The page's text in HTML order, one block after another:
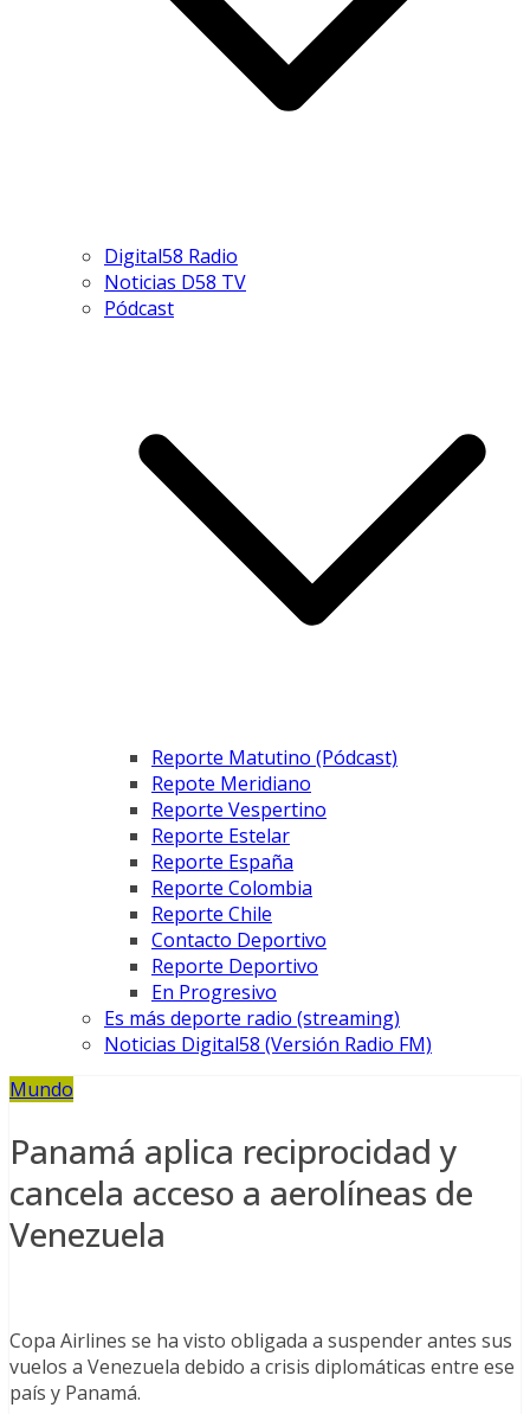
Digital58 Radio
Noticias D58 TV
Pódcast
Reporte Matutino (Pódcast)
Repote Meridiano
Reporte Vespertino
Reporte Estelar
Reporte España
Reporte Colombia
Reporte Chile
Contacto Deportivo
Reporte Deportivo
En Progresivo
Es más deporte radio (streaming)
Noticias Digital58 (Versión Radio FM)
Mundo
Panamá aplica reciprocidad y
cancela acceso a aerolíneas de
Venezuela
Copa Airlines se ha visto obligada a suspender antes sus
vuelos a Venezuela debido a crisis diplomáticas entre ese
país y Panamá.